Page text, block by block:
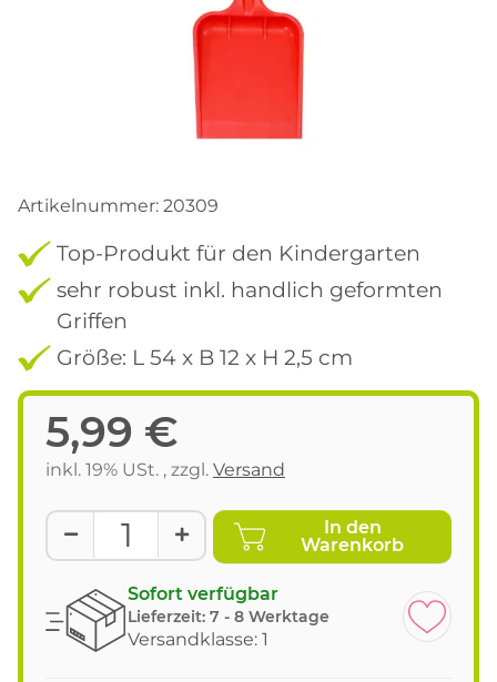
Artikelnummer: 20309
Top-Produkt für den Kindergarten
sehr robust inkl. handlich geformten
Griffen
Größe: L 54 x B 12 x H 2,5 cm
5,99 €
inkl. 19% USt. , zzgl. Versand
In den
Warenkorb
Sofort verfügbar
Lieferzeit: 7 - 8 Werktage
Versandklasse: 1